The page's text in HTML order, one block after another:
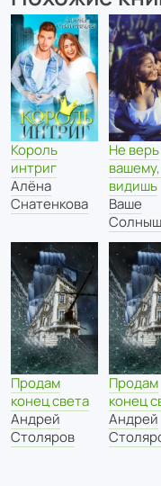
Король
интриг
Алёна
Снатенкова
Не верь
видишь
Ваше
Продам
конец света
Андрей
Столяров
Продам
конец
Андрей